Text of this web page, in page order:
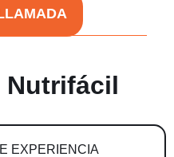
Nutrifácil
EXPERIENCIA